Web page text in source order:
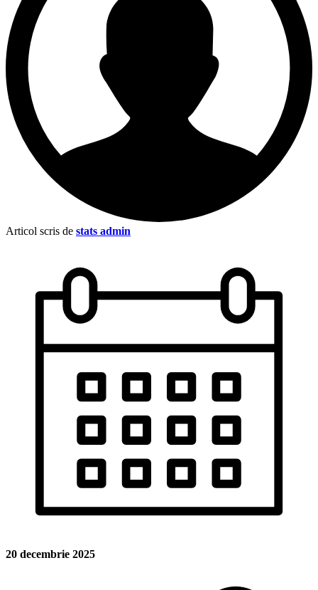
Articol scris de stats admin
20 decembrie 2025